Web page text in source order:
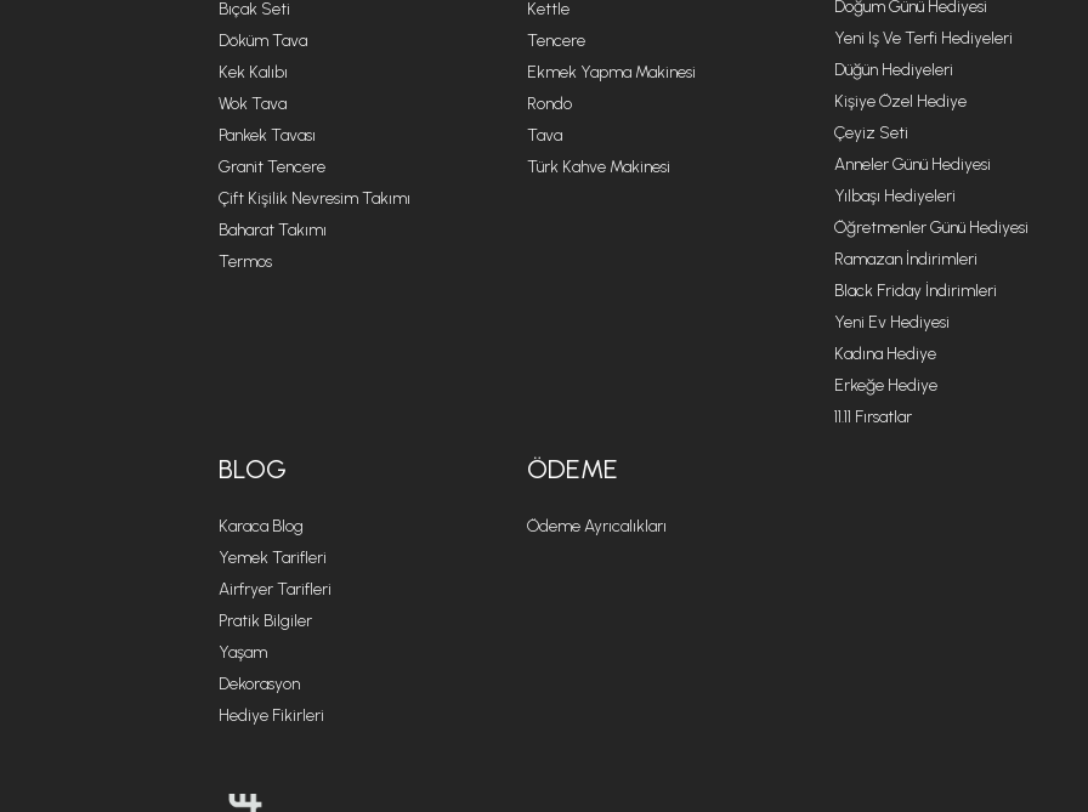
Bıçak Seti
Döküm Tava
Kek Kalıbı
Wok Tava
Pankek Tavası
Granit Tencere
Çift Kişilik Nevresim Takımı
Baharat Takımı
Termos
Kettle
Tencere
Ekmek Yapma Makinesi
Rondo
Tava
Türk Kahve Makinesi
Doğum Günü Hediyesi
Yeni Iş Ve Terfi Hediyeleri
Düğün Hediyeleri
Kişiye Özel Hediye
Çeyiz Seti
Anneler Günü Hediyesi
Yılbaşı Hediyeleri
Öğretmenler Günü Hediyesi
Ramazan İndirimleri
Black Friday İndirimleri
Yeni Ev Hediyesi
Kadına Hediye
Erkeğe Hediye
11.11 Fırsatlar
BLOG
Karaca Blog
Yemek Tarifleri
Airfryer Tarifleri
Pratik Bilgiler
Yaşam
Dekorasyon
Hediye Fikirleri
ÖDEME
Ödeme Ayrıcalıkları